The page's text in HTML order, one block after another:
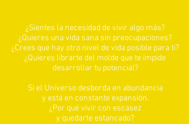
¿Sientes la necesidad de vivir algo más?
¿Quieres una vida sana sin preocupaciones?
¿Crees que hay otro nivel de vida posible para ti?
¿Quieres librarte del molde que te impide
desarrollar tu potencial?
Si el Universo desborda en abundancia
y está en constante expansión.
¿Por qué vivir con escasez
y quedarte estancado?